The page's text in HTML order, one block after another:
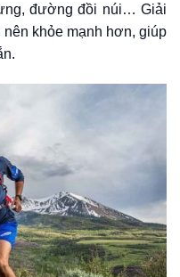
đường đồi núi… Giải
khỏe mạnh hơn, giúp